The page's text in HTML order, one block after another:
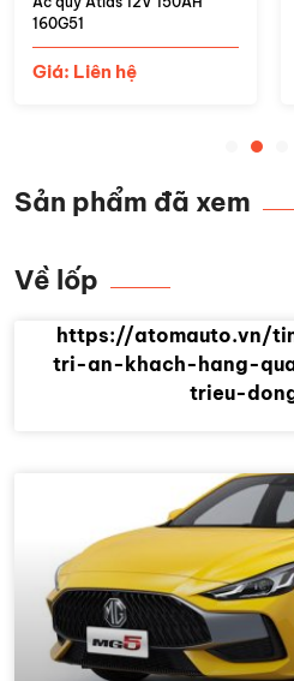
160G51
Giá: Liên hệ
Sản phẩm đã xem
Về lốp
https://atomauto.vn/
tri-an-khach-hang-
trieu-